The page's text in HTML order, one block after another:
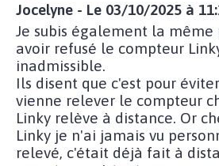
Jocelyne - Le 03/10/2025 à
Je subis également la
avoir refusé le compteur
inadmissible.
Ils disent que c'est pour
vienne relever le compteur
Linky relève à distance. Or
Linky je n'ai jamais vu
relevé, c'était déjà fait à